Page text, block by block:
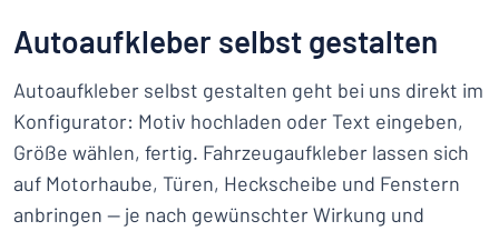
Autoaufkleber selbst gestalten
Autoaufkleber selbst gestalten geht bei uns direkt im
Konfigurator: Motiv hochladen oder Text eingeben,
Größe wählen, fertig. Fahrzeugaufkleber lassen sich
auf Motorhaube, Türen, Heckscheibe und Fenstern
anbringen — je nach gewünschter Wirkung und